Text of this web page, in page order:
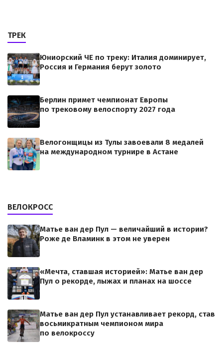
ТРЕК
Юниорский ЧЕ по треку: Италия доминирует,
Россия и Германия берут золото
Берлин примет чемпионат Европы
по трековому велоспорту 2027 года
Велогонщицы из Тулы завоевали 8 медалей
на международном турнире в Астане
ВЕЛОКРОСС
Матье ван дер Пул — величайший в истории?
Роже де Вламинк в этом не уверен
«Мечта, ставшая историей»: Матье ван дер
Пул о рекорде, лыжах и планах на шоссе
Матье ван дер Пул устанавливает рекорд, став
восьмикратным чемпионом мира
по велокроссу